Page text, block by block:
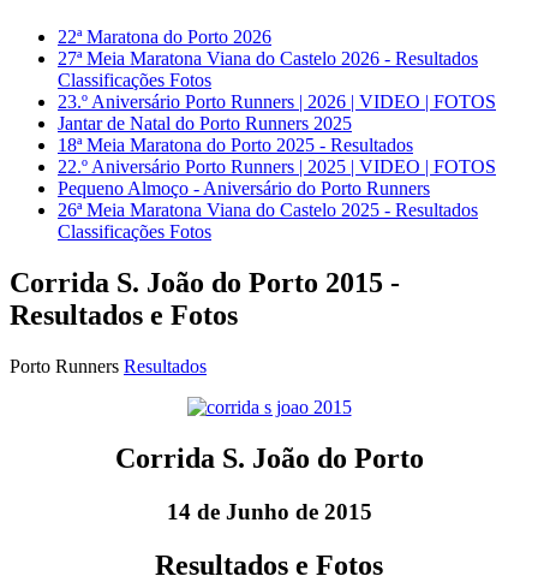
22ª Maratona do Porto 2026
27ª Meia Maratona Viana do Castelo 2026 - Resultados
Classificações Fotos
23.º Aniversário Porto Runners | 2026 | VIDEO | FOTOS
Jantar de Natal do Porto Runners 2025
18ª Meia Maratona do Porto 2025 - Resultados
22.º Aniversário Porto Runners | 2025 | VIDEO | FOTOS
Pequeno Almoço - Aniversário do Porto Runners
26ª Meia Maratona Viana do Castelo 2025 - Resultados
Classificações Fotos
Corrida S. João do Porto 2015 -
Resultados e Fotos
Porto Runners Resultados
Corrida S. João do Porto
14 de Junho de 2015
Resultados e Fotos